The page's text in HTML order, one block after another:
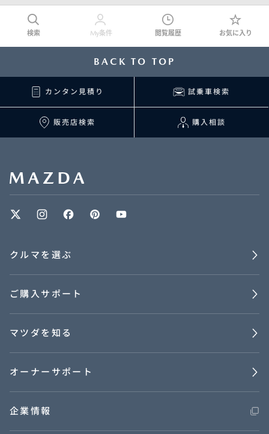
検索 My条件 閲覧履歴 お気に入り
BACK TO TOP
カンタン見積り 試乗車検索
販売店検索 購入相談
クルマを選ぶ
ご購入サポート
マツダを知る
オーナーサポート
企業情報